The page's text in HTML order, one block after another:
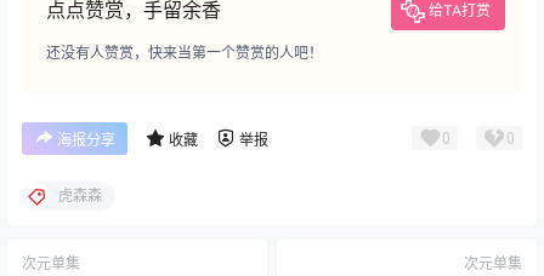
点点赞赏，手留余香 给TA打赏
还没有人赞赏，快来当第一个赞赏的人吧！
海报分享 收藏 举报 0 0
虎森森
次元单集 次元单集